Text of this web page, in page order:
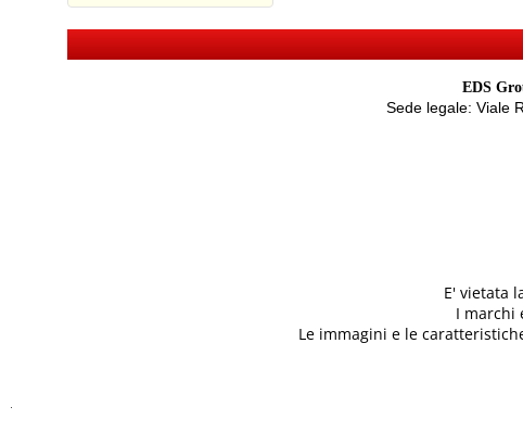
EDS
Sede legale: Viale
E' vietata
I marchi
Le immagini e le